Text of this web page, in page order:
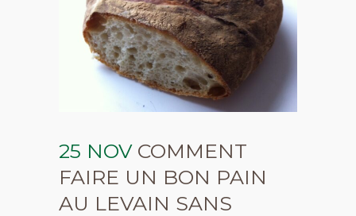
25 NOVCOMMENT
FAIRE UN BON PAIN
AU LEVAIN SANS